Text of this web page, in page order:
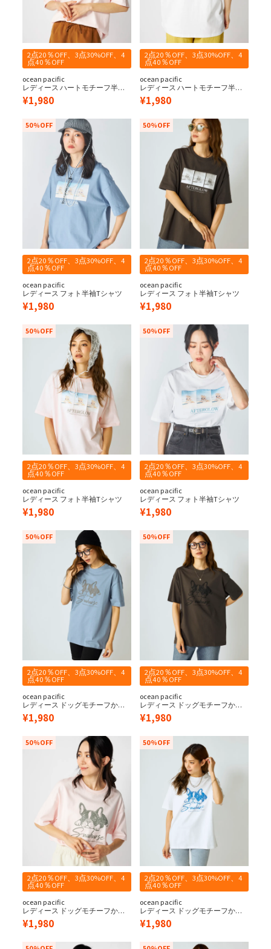
2点20％OFF、3点30%OFF、4
点40％OFF
ocean pacific
レディース ハートモチーフ半袖T
シャツ
¥1,980
2点20％OFF、3点30%OFF、4
点40％OFF
ocean pacific
レディース ハートモチーフ半袖T
シャツ
¥1,980
2点20％OFF、3点30%OFF、4
点40％OFF
ocean pacific
レディース フォト半袖Tシャツ
50%OFF
¥1,980
2点20％OFF、3点30%OFF、4
点40％OFF
ocean pacific
レディース フォト半袖Tシャツ
50%OFF
¥1,980
2点20％OFF、3点30%OFF、4
点40％OFF
ocean pacific
レディース フォト半袖Tシャツ
50%OFF
¥1,980
2点20％OFF、3点30%OFF、4
点40％OFF
ocean pacific
レディース フォト半袖Tシャツ
50%OFF
¥1,980
2点20％OFF、3点30%OFF、4
点40％OFF
ocean pacific
レディース ドッグモチーフかす
れプリント半袖Tシャツ
50%OFF
¥1,980
2点20％OFF、3点30%OFF、4
点40％OFF
ocean pacific
レディース ドッグモチーフかす
れプリント半袖Tシャツ
50%OFF
¥1,980
2点20％OFF、3点30%OFF、4
点40％OFF
ocean pacific
レディース ドッグモチーフかす
れプリント半袖Tシャツ
50%OFF
¥1,980
2点20％OFF、3点30%OFF、4
点40％OFF
ocean pacific
レディース ドッグモチーフかす
れプリント半袖Tシャツ
50%OFF
¥1,980